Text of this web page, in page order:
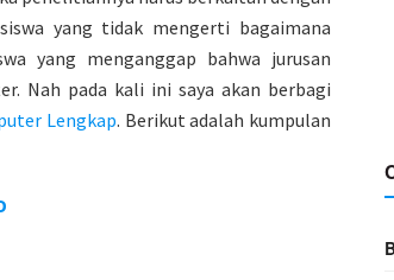
yang tidak mengerti bagaimana
yang menganggap bahwa jurusan
Nah pada kali ini saya akan berbagi
Lengkap. Berikut adalah kumpulan